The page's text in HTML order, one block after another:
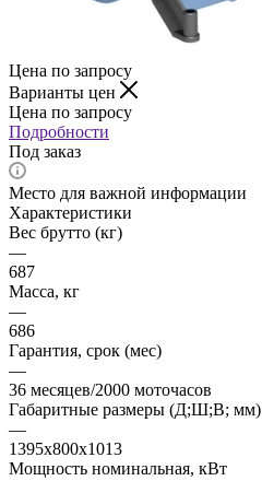
Цена по запросу
Варианты цен
Цена по запросу
Подробности
Под заказ
Место для важной информации
Характеристики
Вес брутто (кг)
—
687
Масса, кг
—
686
Гарантия, срок (мес)
—
36 месяцев/2000 моточасов
Габаритные размеры (Д;Ш;В; мм)
—
1395x800x1013
Мощность номинальная, кВт